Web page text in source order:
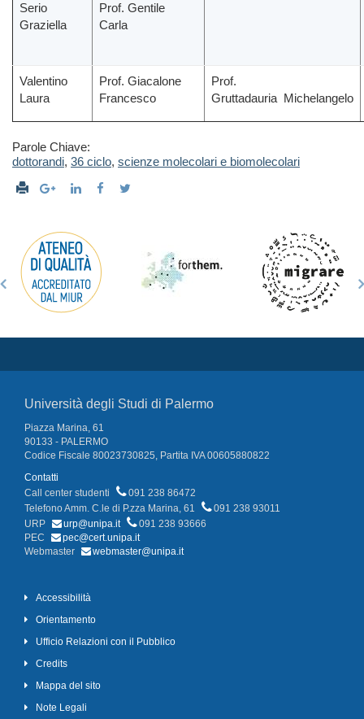
Serio
Graziella
Prof. Gentile
Carla
Valentino
Laura
Prof. Giacalone
Francesco
Prof.
Gruttadauria Michelangelo
Parole Chiave:
dottorandi, 36 ciclo, scienze molecolari e biomolecolari
Università degli Studi di Palermo
Piazza Marina, 61
90133 - PALERMO
Codice Fiscale 80023730825, Partita IVA 00605880822
Contatti
Call center studenti
091 238 86472
Telefono Amm. C.le di P.zza Marina, 61
091 238 93011
URP
urp@unipa.it
091 238 93666
PEC
pec@cert.unipa.it
Webmaster
webmaster@unipa.it
Accessibilità
Orientamento
Ufficio Relazioni con il Pubblico
Credits
Mappa del sito
Note Legali